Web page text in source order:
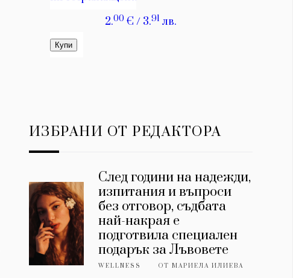
ИЗБРАНИ ОТ РЕДАКТОРА
След години на надежди,
изпитания и въпроси
без отговор, съдбата
най-накрая е
подготвила специален
подарък за Лъвовете
WELLNESS ОТМАРИЕЛА ИЛИЕВА